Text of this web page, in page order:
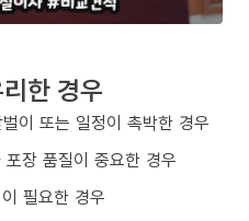
한 경우
이 또는 일정이 촉박한 경우
포장 품질이 중요한 경우
필요한 경우